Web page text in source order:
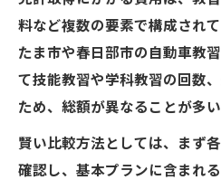
料など複数の要素で構成され
たま市や春日部市の自動車教
て技能教習や学科教習の回数
ため、総額が異なることが多い
賢い比較方法としては、まず
確認し、基本プランに含まれ